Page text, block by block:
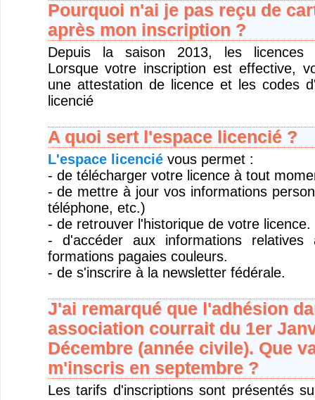
Pourquoi n'ai je pas reçu de
après mon inscription ?
Depuis la saison 2013, les licences
Lorsque votre inscription est effective,
une attestation de licence et les codes
licencié
A quoi sert l'espace licencié ?
L'espace licenciévous permet :
- de télécharger votre licence à tout
- de mettre à jour vos informations
téléphone, etc.)
- de retrouver l'historique de votre licence.
- d'accéder aux informations
formations pagaies couleurs.
- de s'inscrire à la newsletter fédérale.
J'ai remarqué que l'adhésion
association courrait du 1er
Décembre (année civile). Que
m'inscris en septembre ?
Les tarifs d'inscriptions sont présentés